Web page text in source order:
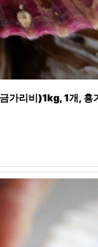
가리비)1kg, 1개, 홍